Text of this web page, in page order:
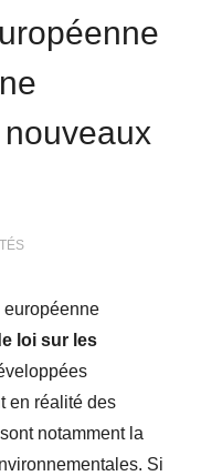
loi sur les
en réalité des
notamment la
Si